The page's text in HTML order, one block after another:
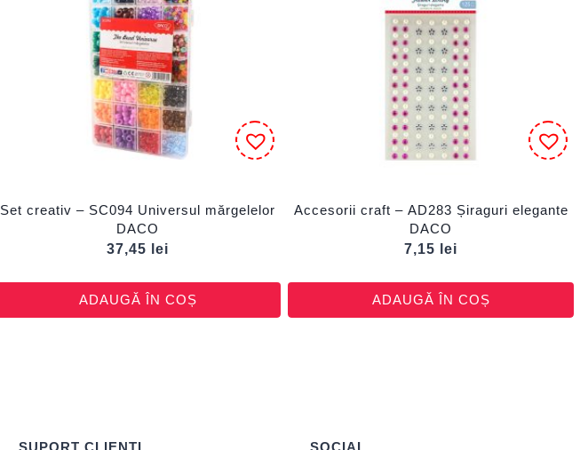
Set creativ – SC094 Universul mărgelelor
DACO
37,45
lei
ADAUGĂ ÎN COȘ
Accesorii craft – AD283 Șiraguri elegante
DACO
7,15
lei
ADAUGĂ ÎN COȘ
SUPORT CLIENȚI SOCIAL